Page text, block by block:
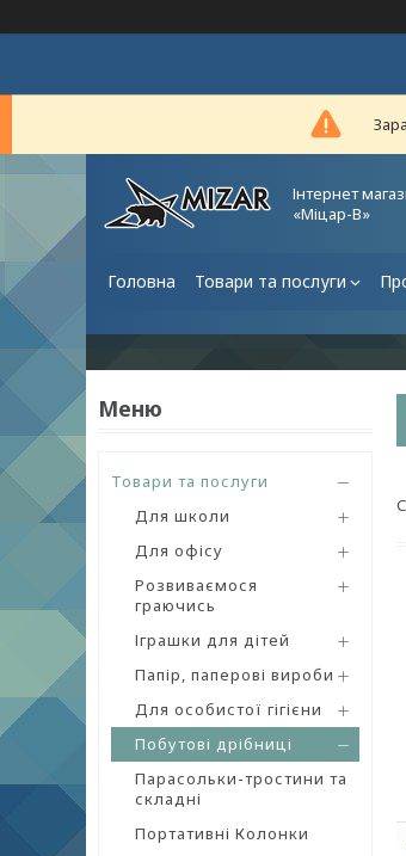
Інтернет
«Міцар-В»
Головна Товари та послуги
Товари та послуги
Для школи
Для офісу
Розвиваємося
граючись
Іграшки для дітей
Папір, паперові вироби
Для особистої гігієни
Побутові дрібниці
Парасольки-тростини та
складні
Портативні Колонки